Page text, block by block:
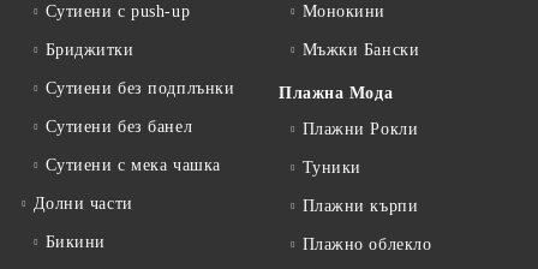
Сутиени с push-up
Бриджитки
Сутиени без подплънки
Сутиени без банел
Сутиени с мека чашка
Долни части
Бикини
Монокини
Мъжки Бански
Плажна Мода
Плажни Рокли
Туники
Плажни кърпи
Плажно облекло